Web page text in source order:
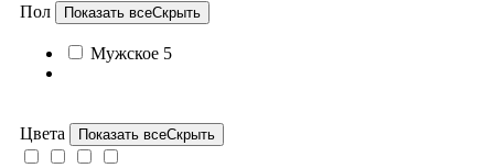
Пол Показать всеСкрыть
Мужское 5
Цвета Показать всеСкрыть